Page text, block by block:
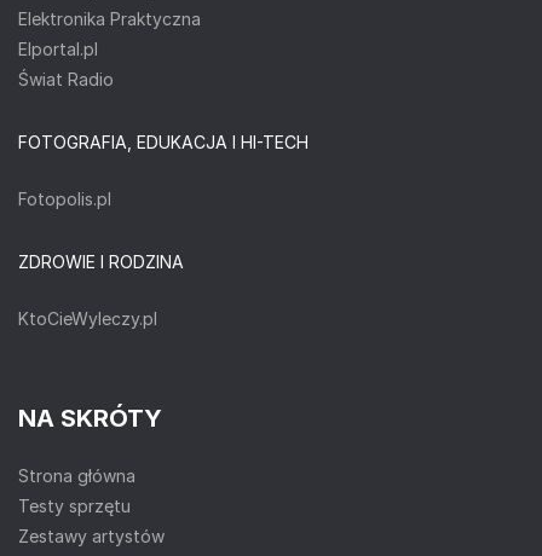
Elektronika Praktyczna
Elportal.pl
Świat Radio
FOTOGRAFIA, EDUKACJA I HI-TECH
Fotopolis.pl
ZDROWIE I RODZINA
KtoCieWyleczy.pl
NA SKRÓTY
Strona główna
Testy sprzętu
Zestawy artystów